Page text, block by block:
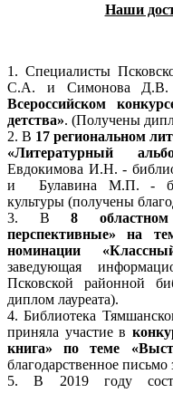
Наши
1. Специалисты
С.А. и Симонова Д.В.
Всероссийском
детства». (Получены
2. В 17 региональном
«Литературный
Евдокимова И.Н. -
и Булавина М.П. -
культуры (получены
3. В8
перспективные» на
номинации
заведующая
Псковской районной
диплом лауреата).
4. Библиотека
приняла участие в
книга» по теме
благодарственное письмо
5. В 2019 году